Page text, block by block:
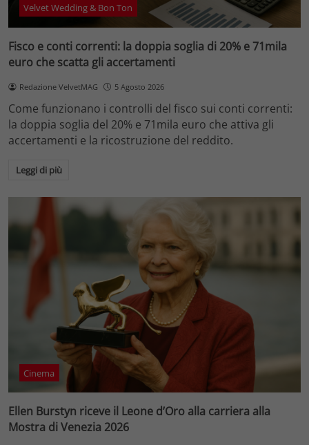
Velvet Wedding & Bon Ton
Fisco e conti correnti: la doppia soglia di 20% e 71mila
euro che scatta gli accertamenti
Redazione VelvetMAG 5 Agosto 2026
Come funzionano i controlli del fisco sui conti correnti:
la doppia soglia del 20% e 71mila euro che attiva gli
accertamenti e la ricostruzione del reddito.
Leggi di più
Cinema
Ellen Burstyn riceve il Leone d’Oro alla carriera alla
Mostra di Venezia 2026